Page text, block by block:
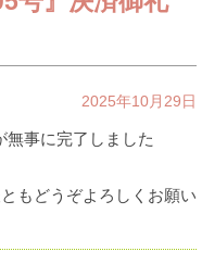
2025年10月29日
無事に完了しました
もどうぞよろしくお願い